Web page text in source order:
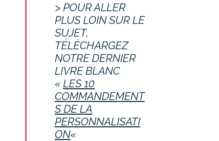
> POUR ALLER
PLUS LOIN SUR LE
SUJET,
TÉLÉCHARGEZ
NOTRE DERNIER
LIVRE BLANC
«LES 10
COMMANDEMENT
S DE LA
PERSONNALISATI
ON«